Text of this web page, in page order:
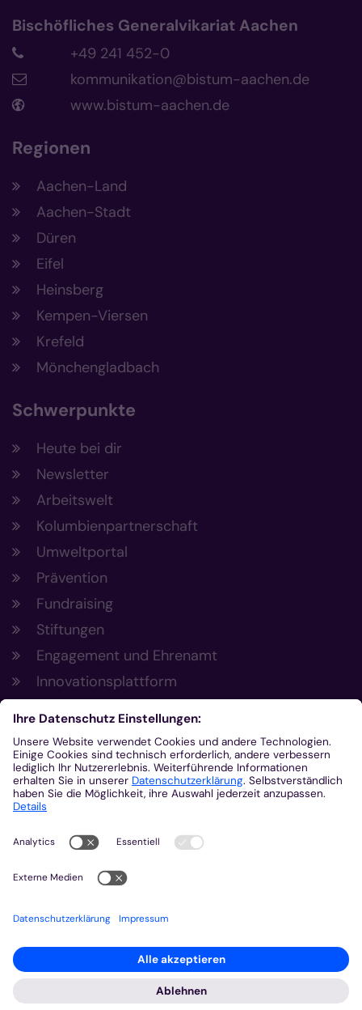
Bischöfliches Generalvikariat Aachen
+49 241 452-0
kommunikation@bistum-aachen.de
www.bistum-aachen.de
Regionen
Aachen-Land
Aachen-Stadt
Düren
Eifel
Heinsberg
Kempen-Viersen
Krefeld
Mönchengladbach
Schwerpunkte
Heute bei dir
Newsletter
Arbeitswelt
Kolumbienpartnerschaft
Umweltportal
Prävention
Fundraising
Stiftungen
Engagement und Ehrenamt
Innovationsplattform
Aus der Plattform
Nachrichten
Veranstaltungen
Gottesdienste
Stellenangebote
Kirchenzeitung
Amtsblatt (Kirchlicher Anzeiger)
Rechtsdatenbank
Meldestelle gemäß Hinweisgeberschutzgesetz